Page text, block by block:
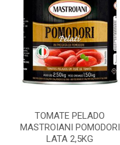
TOMATE PELADO
MASTROIANI POMODORI
LATA 2,5KG